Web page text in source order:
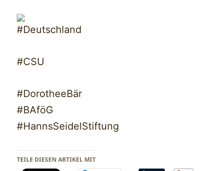
#Deutschland
#CSU
#DorotheeBär
#BAföG
#HannsSeidelStiftung
TEILE DIESEN ARTIKEL MIT